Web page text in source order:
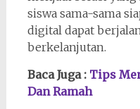
siswa sama-sama
digital dapat
berkelanjutan.
Baca Juga : Tips
Dan Ramah